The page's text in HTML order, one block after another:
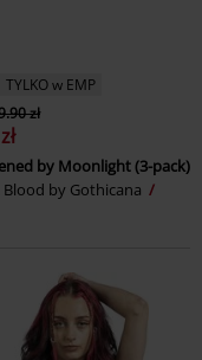
TYLKO w EMP
zł
by Moonlight (3-pack)
Blood by Gothicana